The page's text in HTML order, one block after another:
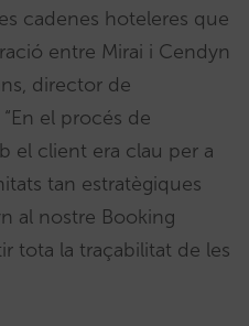
cadenes hoteleres que
entre Mirai i Cendyn
director de
el procés de
el client era clau per a
tan estratègiques
al nostre Booking
tota la traçabilitat de les